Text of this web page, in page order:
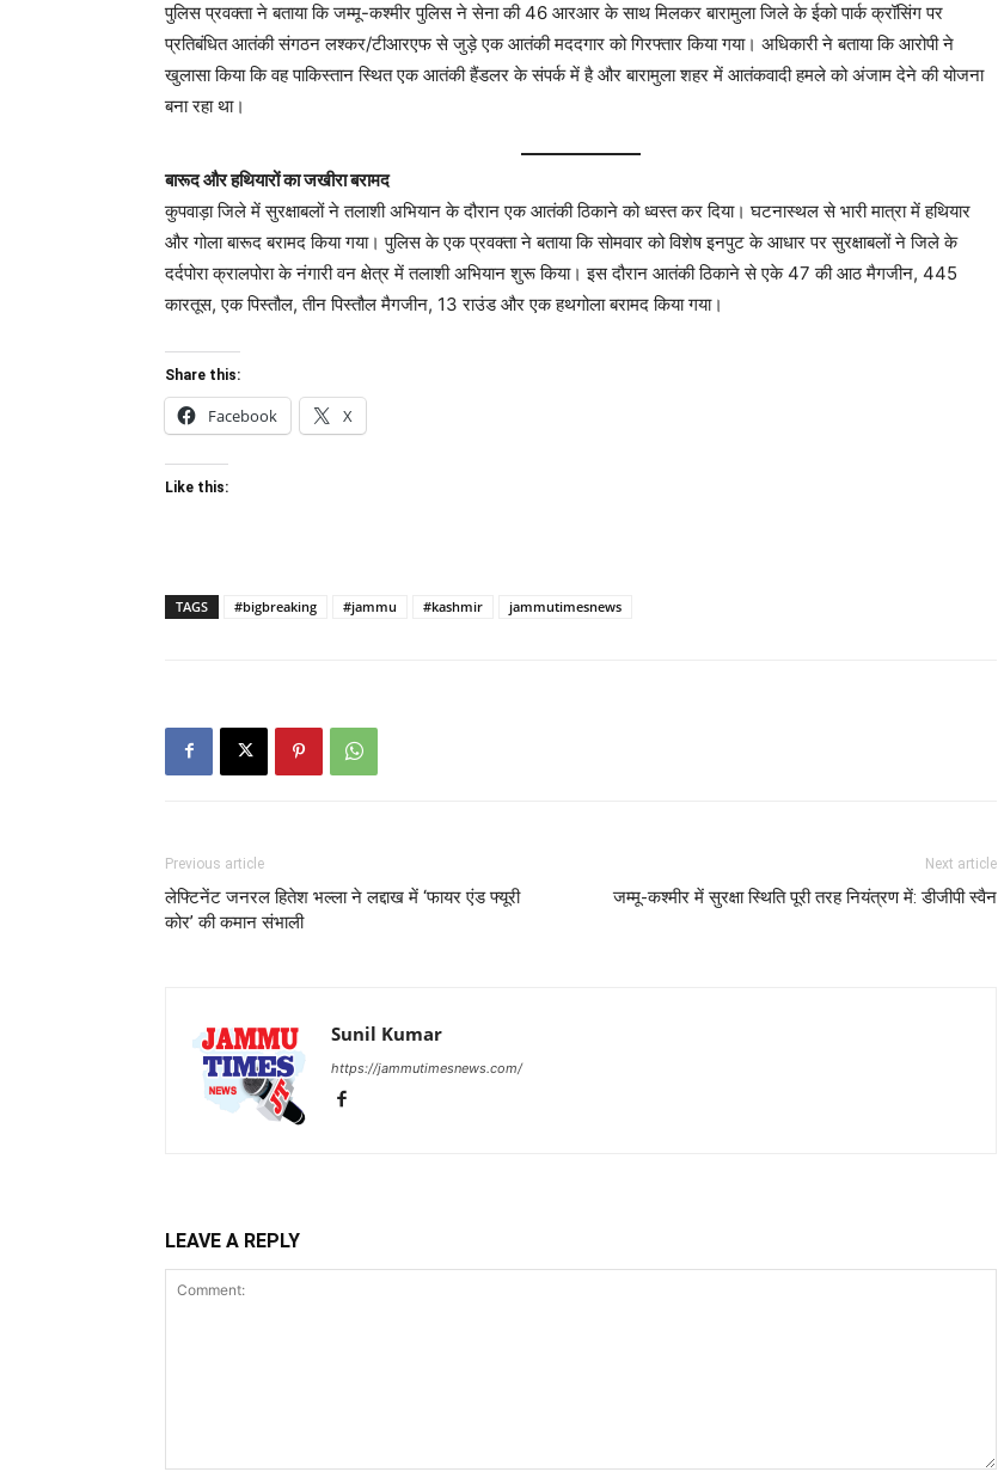
पुलिस प्रवक्ता ने बताया कि जम्मू-कश्मीर पुलिस ने सेना की 46 आरआर के साथ मिलकर बारामुला जिले के ईको पार्क क्रॉसिंग पर
प्रतिबंधित आतंकी संगठन लश्कर/टीआरएफ से जुड़े एक आतंकी मददगार को गिरफ्तार किया गया। अधिकारी ने बताया कि आरोपी ने
खुलासा किया कि वह पाकिस्तान स्थित एक आतंकी हैंडलर के संपर्क में है और बारामुला शहर में आतंकवादी हमले को अंजाम देने की योजना
बना रहा था।
बारूद और हथियारों का जखीरा बरामद
कुपवाड़ा जिले में सुरक्षाबलों ने तलाशी अभियान के दौरान एक आतंकी ठिकाने को ध्वस्त कर दिया। घटनास्थल से भारी मात्रा में हथियार
और गोला बारूद बरामद किया गया। पुलिस के एक प्रवक्ता ने बताया कि सोमवार को विशेष इनपुट के आधार पर सुरक्षाबलों ने जिले के
दर्दपोरा क्रालपोरा के नंगारी वन क्षेत्र में तलाशी अभियान शुरू किया। इस दौरान आतंकी ठिकाने से एके 47 की आठ मैगजीन, 445
कारतूस, एक पिस्तौल, तीन पिस्तौल मैगजीन, 13 राउंड और एक हथगोला बरामद किया गया।
Share this:
Facebook X
Like this:
TAGS #bigbreaking #jammu #kashmir jammutimesnews
Previous article
लेफ्टिनेंट जनरल हितेश भल्ला ने लद्दाख में ‘फायर एंड फ्यूरी
कोर’ की कमान संभाली
Next article
जम्मू-कश्मीर में सुरक्षा स्थिति पूरी तरह नियंत्रण में: डीजीपी स्वैन
Sunil Kumar
https://jammutimesnews.com/
LEAVE A REPLY